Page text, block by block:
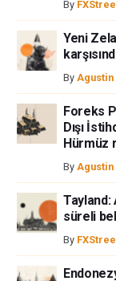
By
Yeni
By Agustin
Foreks
Dışı
Hürmüz
By Agustin
Tayland:
süreli
By